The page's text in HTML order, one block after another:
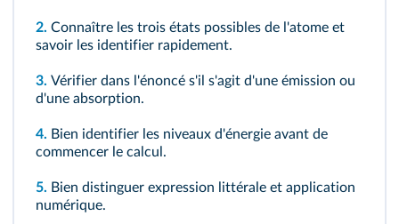
2. Connaître les trois états possibles de l'atome et
savoir les identifier rapidement.
3. Vérifier dans l'énoncé s'il s'agit d'une émission ou
d'une absorption.
4. Bien identifier les niveaux d'énergie avant de
commencer le calcul.
5. Bien distinguer expression littérale et application
numérique.